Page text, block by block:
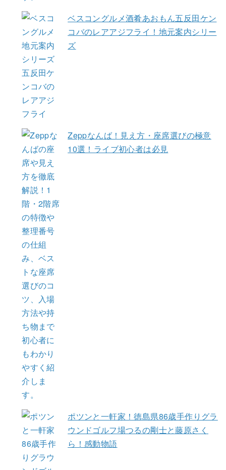
ベスコングルメ酒肴あおもん五反田ケン
コバのレアアジフライ！地元案内シリー
ズ
Zeppなんば！見え方・座席選びの極意
10選！ライブ初心者は必見
ポツンと一軒家！徳島県86歳手作りグラ
ウンドゴルフ場つるの剛士と藤原さく
ら！感動物語